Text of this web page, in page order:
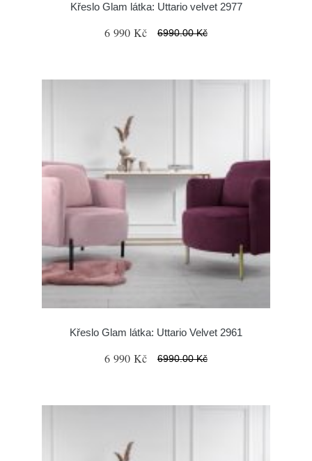
Křeslo Glam látka: Uttario velvet 2977
6 990 Kč 6990.00 Kč
Křeslo Glam látka: Uttario Velvet 2961
6 990 Kč 6990.00 Kč